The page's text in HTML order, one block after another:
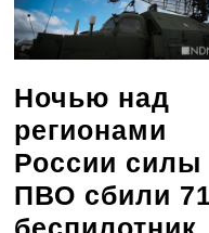
Ночью над
регионами
России силы
ПВО сбили